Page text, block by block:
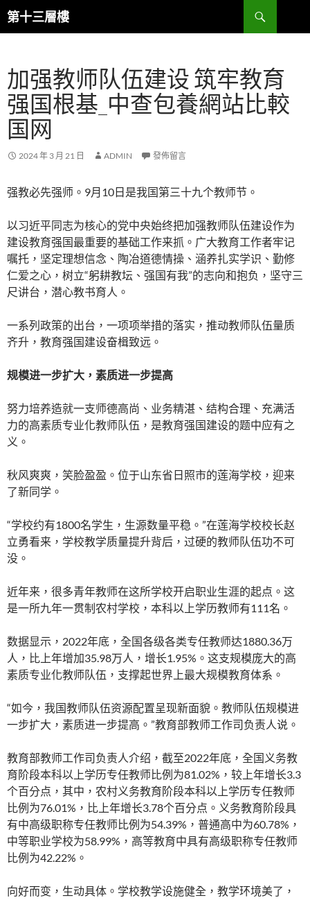
跳
至
內
容
第十三層樓
搜
尋
加强教师队伍建设 筑牢教育
强国根基_中查包養網站比較
国网
2024 年 3 月 21 日 ADMIN 發佈留言
强教必先强师。9月10日是我国第三十九个教师节。
以习近平同志为核心的党中央始终把加强教师队伍建设作为
建设教育强国最重要的基础工作来抓。广大教育工作者牢记
嘱托，坚定理想信念、陶冶道德情操、涵养扎实学识、勤修
仁爱之心，树立“躬耕教坛、强国有我”的志向和抱负，坚守三
尺讲台，潜心教书育人。
一系列政策的出台，一项项举措的落实，推动教师队伍量质
齐升，教育强国建设奋楫致远。
规模进一步扩大，素质进一步提高
努力培养造就一支师德高尚、业务精湛、结构合理、充满活
力的高素质专业化教师队伍，是教育强国建设的题中应有之
义。
秋风爽爽，笑脸盈盈。位于山东省日照市的莲海学校，迎来
了新同学。
“学校约有1800名学生，生源数量平稳。”在莲海学校校长赵
立勇看来，学校教学质量提升背后，过硬的教师队伍功不可
没。
近年来，很多青年教师在这所学校开启职业生涯的起点。这
是一所九年一贯制农村学校，本科以上学历教师有111名。
数据显示，2022年底，全国各级各类专任教师达1880.36万
人，比上年增加35.98万人，增长1.95%。这支规模庞大的高
素质专业化教师队伍，支撑起世界上最大规模教育体系。
“如今，我国教师队伍资源配置呈现新面貌。教师队伍规模进
一步扩大，素质进一步提高。”教育部教师工作司负责人说。
教育部教师工作司负责人介绍，截至2022年底，全国义务教
育阶段本科以上学历专任教师比例为81.02%，较上年增长3.3
个百分点，其中，农村义务教育阶段本科以上学历专任教师
比例为76.01%，比上年增长3.78个百分点。义务教育阶段具
有中高级职称专任教师比例为54.39%，普通高中为60.78%，
中等职业学校为58.99%，高等教育中具有高级职称专任教师
比例为42.22%。
向好而变，生动具体。学校教学设施健全，教学环境美了，